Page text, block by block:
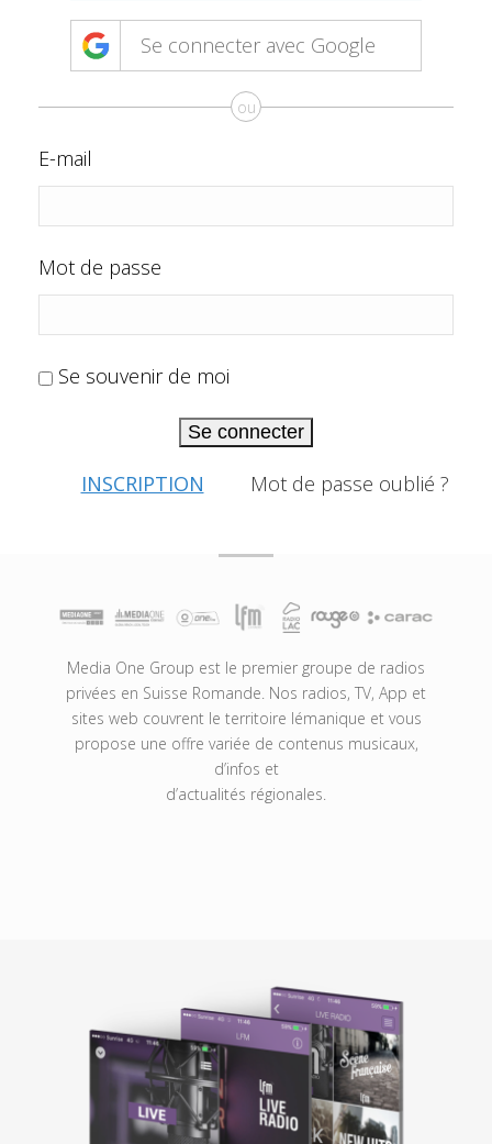
Se connecter avec Google
ou
E-mail
Mot de passe
Se souvenir de moi
Se connecter
INSCRIPTION Mot de passe oublié ?
Media One Group est le premier groupe de radios
privées en Suisse Romande. Nos radios, TV, App et
sites web couvrent le territoire lémanique et vous
propose une offre variée de contenus musicaux,
d’infos et
d’actualités régionales.